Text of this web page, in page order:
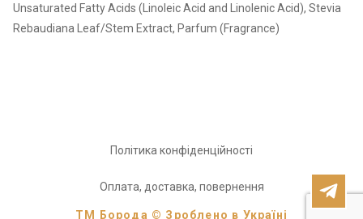
Unsaturated Fatty Acids (Linoleic Acid and Linolenic Acid), Stevia
Rebaudiana Leaf/Stem Extract, Parfum (Fragrance)
Політика конфіденційності
Оплата, доставка, повернення
ТМ Борода © Зроблено в Україні